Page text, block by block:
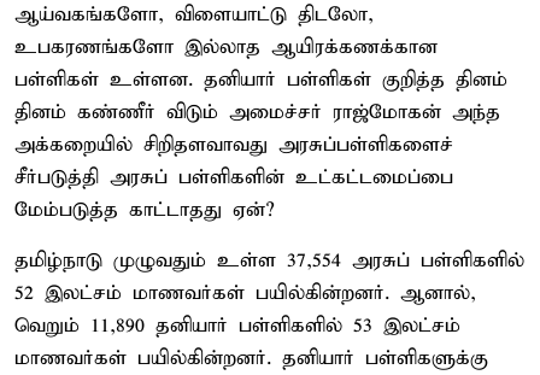
ஆய்வகங்களோ, விளையாட்டு திடலோ,
உபகரணங்களோ இல்லாத ஆயிரக்கணக்கான
பள்ளிகள் உள்ளன. தனியார் பள்ளிகள் குறித்த தினம்
தினம் கண்ணீர் விடும் அமைச்சர் ராஜ்மோகன் அந்த
அக்கறையில் சிறிதளவாவது அரசுப்பள்ளிகளைச்
சீர்படுத்தி அரசுப் பள்ளிகளின் உட்கட்டமைப்பை
மேம்படுத்த காட்டாதது ஏன்?
தமிழ்நாடு முழுவதும் உள்ள 37,554 அரசுப் பள்ளிகளில்
52 இலட்சம் மாணவர்கள் பயில்கின்றனர். ஆனால்,
வெறும் 11,890 தனியார் பள்ளிகளில் 53 இலட்சம்
மாணவர்கள் பயில்கின்றனர். தனியார் பள்ளிகளுக்கு